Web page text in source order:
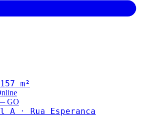
157 m²
GO
A · Rua Esperanca